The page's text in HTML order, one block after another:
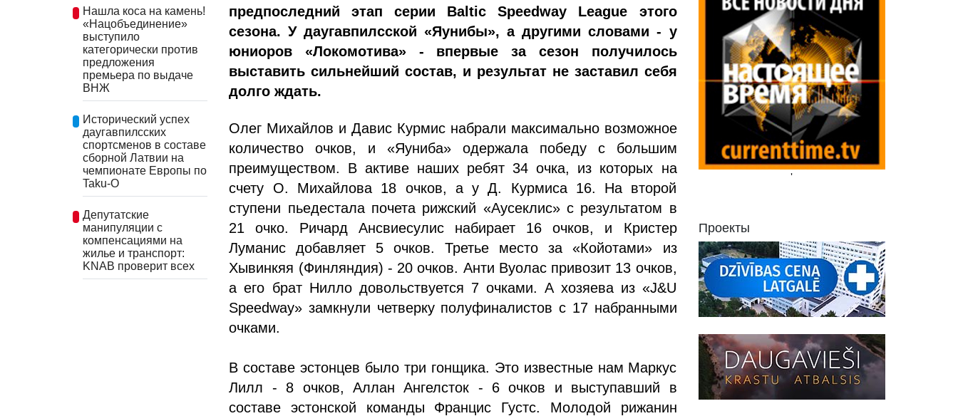
Нашла коса на камень!
«Нацобъединение»
выступило
категорически против
предложения
премьера по выдаче
ВНЖ
Исторический успех
даугавпилсских
спортсменов в составе
сборной Латвии на
чемпионате Европы по
Taku-O
Депутатские
манипуляции с
компенсациями на
жилье и транспорт:
KNAB проверит всех
предпоследний этап серии Baltic Speedway League этого
сезона. У даугавпилсской «Яунибы», а другими словами - у
юниоров «Локомотива» - впервые за сезон получилось
выставить сильнейший состав, и результат не заставил себя
долго ждать.
Олег Михайлов и Давис Курмис набрали максимально возможное
количество очков, и «Яуниба» одержала победу с большим
преимуществом. В активе наших ребят 34 очка, из которых на
счету О. Михайлова 18 очков, а у Д. Курмиса 16. На второй
ступени пьедестала почета рижский «Аусеклис» с результатом в
21 очко. Ричард Ансвиесулис набирает 16 очков, и Кристер
Луманис добавляет 5 очков. Третье место за «Койотами» из
Хывинкяя (Финляндия) - 20 очков. Анти Вуолас привозит 13 очков,
а его брат Нилло довольствуется 7 очками. А хозяева из «J&U
Speedway» замкнули четверку полуфиналистов с 17 набранными
очками.
В составе эстонцев было три гонщика. Это известные нам Маркус
Лилл - 8 очков, Аллан Ангелсток - 6 очков и выступавший в
составе эстонской команды Францис Густс. Молодой рижанин
'
Проекты